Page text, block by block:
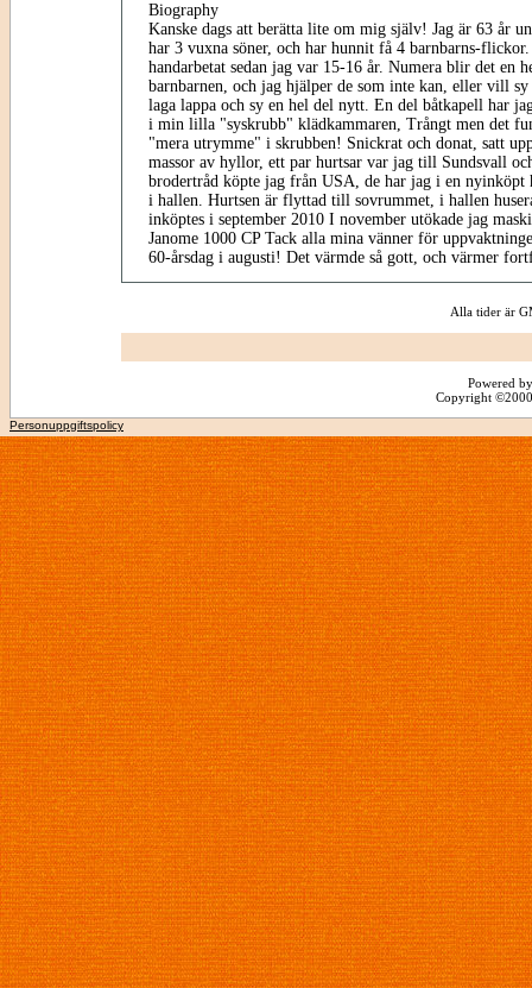
Biography
Kanske dags att berätta lite om mig själv! Jag är 63 år
har 3 vuxna söner, och har hunnit få 4 barnbarns-flickor.
handarbetat sedan jag var 15-16 år. Numera blir det en
barnbarnen, och jag hjälper de som inte kan, eller vill
laga lappa och sy en hel del nytt. En del båtkapell har
i min lilla "syskrubb" klädkammaren, Trångt men det
"mera utrymme" i skrubben! Snickrat och donat, satt
massor av hyllor, ett par hurtsar var jag till Sundsvall
brodertråd köpte jag från USA, de har jag i en nyinköpt
i hallen. Hurtsen är flyttad till sovrummet, i hallen
inköptes i september 2010 I november utökade jag
Janome 1000 CP Tack alla mina vänner för
60-årsdag i augusti! Det värmde så gott, och värmer
Alla tider är
Powered
Copyright
Personuppgiftspolicy